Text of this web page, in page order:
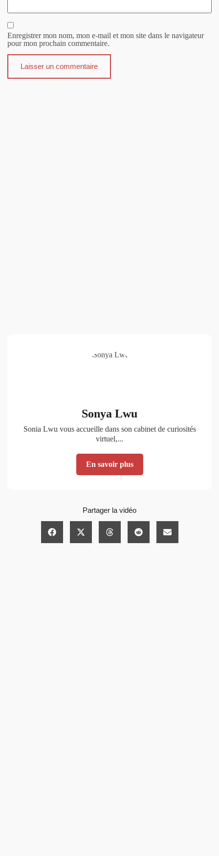
Enregistrer mon nom, mon e-mail et mon site dans le navigateur
pour mon prochain commentaire.
Sonya Lwu
Sonia Lwu vous accueille dans son cabinet de curiosités
virtuel,...
En savoir plus
Partager la vidéo